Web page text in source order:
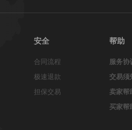
安全
合同流程
极速退款
担保交易
帮助
服务协
交易须
卖家帮
买家帮